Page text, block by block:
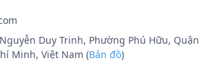
Duy Trinh, Phường Phú Hữu, Quận
Minh, Việt Nam (Bản đồ)